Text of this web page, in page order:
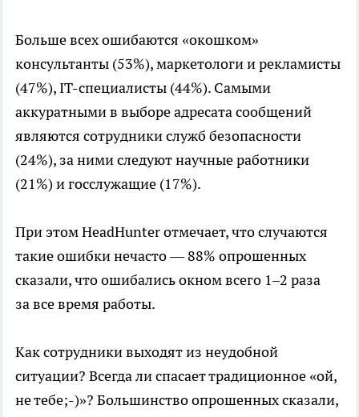
Больше всех ошибаются «окошком»
консультанты (53%), маркетологи и рекламисты
(47%), IT-специалисты (44%). Самыми
аккуратными в выборе адресата сообщений
являются сотрудники служб безопасности
(24%), за ними следуют научные работники
(21%) и госслужащие (17%).
При этом HeadHunter отмечает, что случаются
такие ошибки нечасто — 88% опрошенных
сказали, что ошибались окном всего 1–2 раза
за все время работы.
Как сотрудники выходят из неудобной
ситуации? Всегда ли спасает традиционное «ой,
не тебе;-)»? Большинство опрошенных сказали,